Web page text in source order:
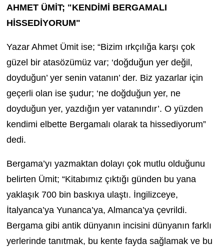
AHMET ÜMİT; "KENDİMİ BERGAMALI
HİSSEDİYORUM"
Yazar Ahmet Ümit ise; “Bizim ırkçılığa karşı çok
güzel bir atasözümüz var; ‘doğduğun yer değil,
doyduğun’ yer senin vatanın’ der. Biz yazarlar için
geçerli olan ise şudur; ‘ne doğduğun yer, ne
doyduğun yer, yazdığın yer vatanındır’. O yüzden
kendimi elbette Bergamalı olarak ta hissediyorum”
dedi.
Bergama’yı yazmaktan dolayı çok mutlu olduğunu
belirten Ümit; “Kitabımız çıktığı günden bu yana
yaklaşık 700 bin baskıya ulaştı. İngilizceye,
İtalyanca’ya Yunanca’ya, Almanca’ya çevrildi.
Bergama gibi antik dünyanın incisini dünyanın farklı
yerlerinde tanıtmak, bu kente fayda sağlamak ve bu